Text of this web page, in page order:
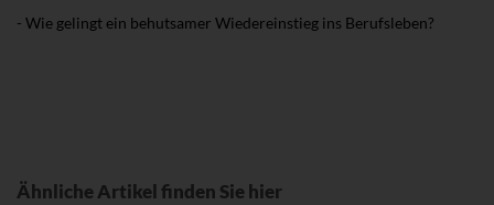
- Wie gelingt ein behutsamer Wiedereinstieg ins Berufsleben?
Ähnliche Artikel finden Sie hier